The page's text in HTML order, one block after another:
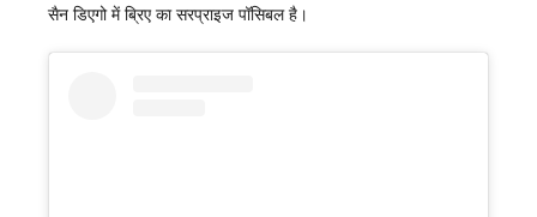
सैन डिएगो में ब्रिए का सरप्राइज पॉसिबल है।